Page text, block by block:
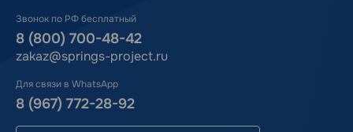
Звонок по РФ бесплатный
8 (800) 700-48-42
zakaz@springs-project.ru
Для связи в WhatsApp
8 (967) 772-28-92